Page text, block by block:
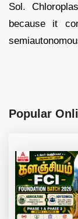
Sol.
because it
Popular